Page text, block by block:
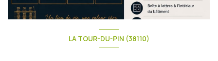
LA TOUR-DU-PIN (38110)